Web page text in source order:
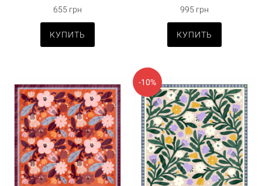
655 грн
КУПИТЬ
995 грн
КУПИТЬ
-10%